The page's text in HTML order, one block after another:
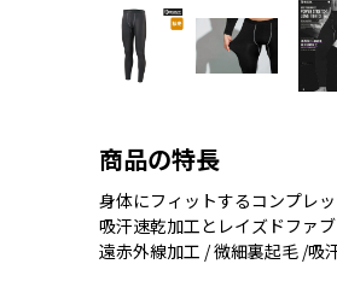
商品の特長
身体にフィットするコンプレ
吸汗速乾加工とレイズドファ
遠赤外線加工 / 微細裏起毛 /吸